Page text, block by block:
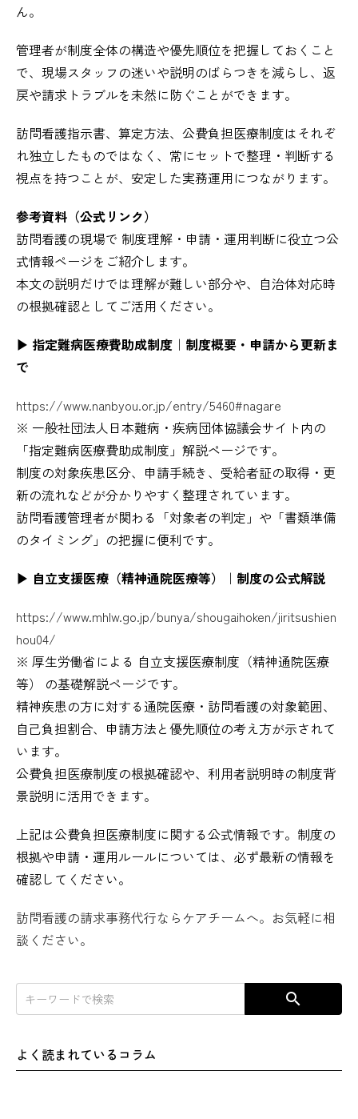
ん。
管理者が制度全体の構造や優先順位を把握しておくこと
で、現場スタッフの迷いや説明のばらつきを減らし、返
戻や請求トラブルを未然に防ぐことができます。
訪問看護指示書、算定方法、公費負担医療制度はそれぞ
れ独立したものではなく、常にセットで整理・判断する
視点を持つことが、安定した実務運用につながります。
参考資料（公式リンク）
訪問看護の現場で 制度理解・申請・運用判断に役立つ公
式情報ページをご紹介します。
本文の説明だけでは理解が難しい部分や、自治体対応時
の根拠確認としてご活用ください。
▶ 指定難病医療費助成制度｜制度概要・申請から更新ま
で
https://www.nanbyou.or.jp/entry/5460#nagare
※ 一般社団法人日本難病・疾病団体協議会サイト内の
「指定難病医療費助成制度」解説ページです。
制度の対象疾患区分、申請手続き、受給者証の取得・更
新の流れなどが分かりやすく整理されています。
訪問看護管理者が関わる「対象者の判定」や「書類準備
のタイミング」の把握に便利です。
▶ 自立支援医療（精神通院医療等）｜制度の公式解説
https://www.mhlw.go.jp/bunya/shougaihoken/jiritsushien
hou04/
※ 厚生労働省による 自立支援医療制度（精神通院医療
等） の基礎解説ページです。
精神疾患の方に対する通院医療・訪問看護の対象範囲、
自己負担割合、申請方法と優先順位の考え方が示されて
います。
公費負担医療制度の根拠確認や、利用者説明時の制度背
景説明に活用できます。
上記は公費負担医療制度に関する公式情報です。制度の
根拠や申請・運用ルールについては、必ず最新の情報を
確認してください。
訪問看護の請求事務代行ならケアチームへ。お気軽に相
談ください。
search
よく読まれているコラム